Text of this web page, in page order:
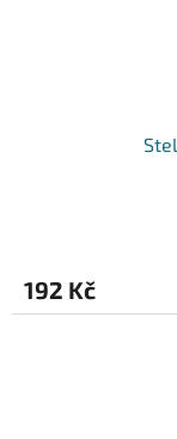
192 Kč